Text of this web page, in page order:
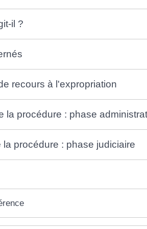
il ?
recours à l'expropriation
la procédure : phase
la procédure : phase judiciaire